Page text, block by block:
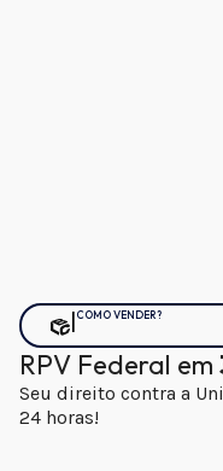
COMO VENDER?
RPV Federal em
Seu direito contra a
24 horas!